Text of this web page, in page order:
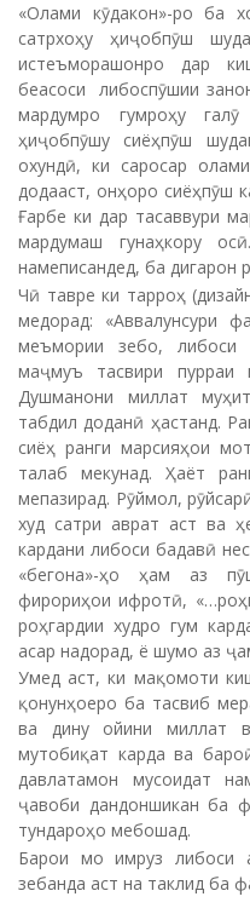
«Олами кӯдакон»-ро ба
сатрхоҳу ҳиҷобпӯш
истеъморашонро дар
беасоси либоспӯшии
мардумро гумроҳу
ҳиҷобпӯшу сиёҳпӯш
охундӣ, ки саросар
додааст, онҳоро сиёҳпӯш
Ғарбе ки дар тасаввури
мардумаш
намеписандед, ба дигарон
Чӣ тавре ки тарроҳ
медорад: «Аввалунсури
меъмории зебо,
маҷмуъ тасвири пурраи
Душманони миллат
табдил доданӣ ҳастанд.
сиёҳ ранги марсияҳои
талаб мекунад. Ҳаёт
мепазирад. Рӯймол,
худ сатри аврат аст ва
кардани либоси бадавӣ
«бегона»-ҳо ҳам аз
фирориҳои ифротӣ,
роҳгардии худро гум
асар надорад, ё шумо аз
Умед аст, ки мақомоти
қонунҳоеро ба тасвиб
ва дину ойини миллат
мутобиқат карда ва
давлатамон мусоидат
ҷавоби дандоншикан ба
тундароҳо мебошад.
Барои мо имруз либоси
зебанда аст на таклид ба